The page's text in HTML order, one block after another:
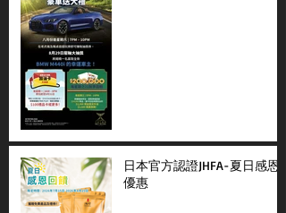
日本官方認證JHFA-夏日感恩
優惠